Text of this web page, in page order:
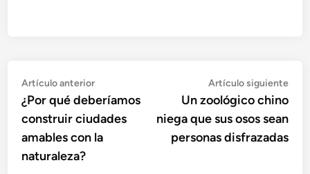
Navegación
de
entradas
Artículo anteriorArtículo
anterior:
¿Por qué deberíamos
construir ciudades
amables con la
naturaleza?
Artículo siguiente
Un zoológico chino
niega que sus osos sean
personas disfrazadas